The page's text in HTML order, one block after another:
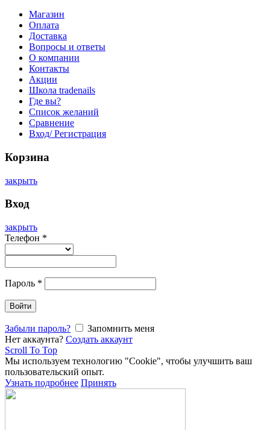
Магазин
Оплата
Доставка
Вопросы и ответы
О компании
Контакты
Акции
Школа tradenails
Где вы?
Список желаний
Сравнение
Вход/ Регистрация
Корзина
закрыть
Вход
закрыть
Телефон *
Пароль *
Войти
Забыли пароль?
Запомнить меня
Нет аккаунта? Создать аккаунт
Scroll To Top
Мы используем технологию "Cookie", чтобы улучшить ваш
пользовательский опыт.
Узнать подробнее Принять